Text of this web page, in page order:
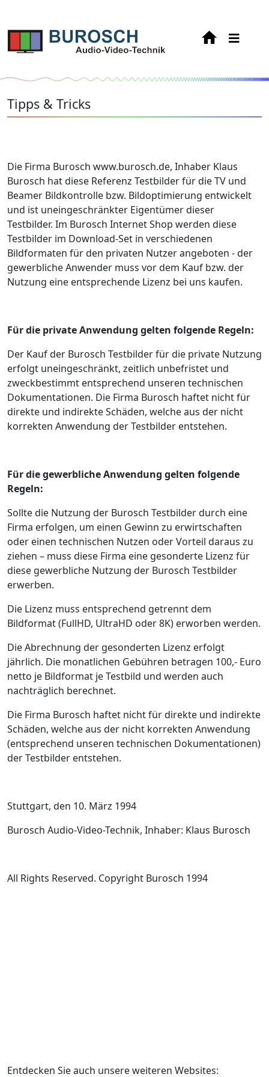
Tipps & Tricks
Die Firma Burosch www.burosch.de, Inhaber Klaus
Burosch hat diese Referenz Testbilder für die TV und
Beamer Bildkontrolle bzw. Bildoptimierung entwickelt
und ist uneingeschränkter Eigentümer dieser
Testbilder. Im Burosch Internet Shop werden diese
Testbilder im Download-Set in verschiedenen
Bildformaten für den privaten Nutzer angeboten - der
gewerbliche Anwender muss vor dem Kauf bzw. der
Nutzung eine entsprechende Lizenz bei uns kaufen.
Für die private Anwendung gelten folgende Regeln:
Der Kauf der Burosch Testbilder für die private Nutzung
erfolgt uneingeschränkt, zeitlich unbefristet und
zweckbestimmt entsprechend unseren technischen
Dokumentationen. Die Firma Burosch haftet nicht für
direkte und indirekte Schäden, welche aus der nicht
korrekten Anwendung der Testbilder entstehen.
Für die gewerbliche Anwendung gelten folgende
Regeln:
Sollte die Nutzung der Burosch Testbilder durch eine
Firma erfolgen, um einen Gewinn zu erwirtschaften
oder einen technischen Nutzen oder Vorteil daraus zu
ziehen – muss diese Firma eine gesonderte Lizenz für
diese gewerbliche Nutzung der Burosch Testbilder
erwerben.
Die Lizenz muss entsprechend getrennt dem
Bildformat (FullHD, UltraHD oder 8K) erworben werden.
Die Abrechnung der gesonderten Lizenz erfolgt
jährlich. Die monatlichen Gebühren betragen 100,- Euro
netto je Bildformat je Testbild und werden auch
nachträglich berechnet.
Die Firma Burosch haftet nicht für direkte und indirekte
Schäden, welche aus der nicht korrekten Anwendung
(entsprechend unseren technischen Dokumentationen)
der Testbilder entstehen.
Stuttgart, den 10. März 1994
Burosch Audio-Video-Technik, Inhaber: Klaus Burosch
All Rights Reserved. Copyright Burosch 1994
Entdecken Sie auch unsere weiteren Websites: